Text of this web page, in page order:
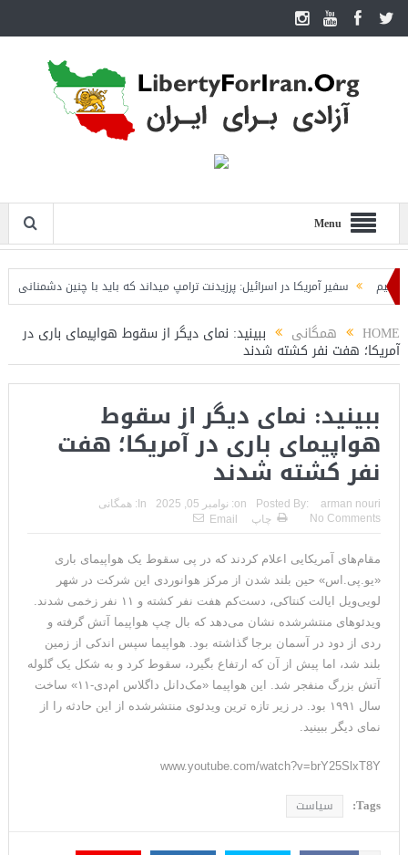
Menu
سفیر آمریکا در اسرائیل: پرزیدنت ترامپ میداند که باید با چنین دشمنانی جنگید
HOME همگانی ببینید: نمای دیگر از سقوط هواپیمای باری در
آمریکا؛ هفت نفر کشته شدند
ببینید: نمای دیگر از سقوط
هواپیمای باری در آمریکا؛ هفت
نفر کشته شدند
Posted By: arman nouri
on: نوامبر 05, 2025 In: همگانی
No Comments
چاپ Email
مقام‌های آمریکایی اعلام کردند که در پی سقوط یک هواپیمای باری
«یو.پی.اس» حین بلند شدن از مرکز هوانوردی این شرکت در شهر
لویی‌ویل ایالت کنتاکی، دست‌کم هفت نفر کشته و ۱۱ نفر زخمی شدند.
ویدئوهای منتشرشده نشان می‌دهد که بال چپ هواپیما آتش گرفته و
ردی از دود در آسمان برجا گذاشته بود. هواپیما سپس اندکی از زمین
بلند شد، اما پیش از آن‌ که ارتفاع بگیرد، سقوط کرد و به شکل یک گلوله
آتش بزرگ منفجر شد. این هواپیما «مک‌دانل داگلاس ام‌دی-۱۱» ساخت
سال ۱۹۹۱ بود. در زیر تازه ترین ویدئوی منتشرشده از این حادثه را از
نمای دیگر ببینید.
www.youtube.com/watch?v=brY25SlxT8Y
Tags: سیاست